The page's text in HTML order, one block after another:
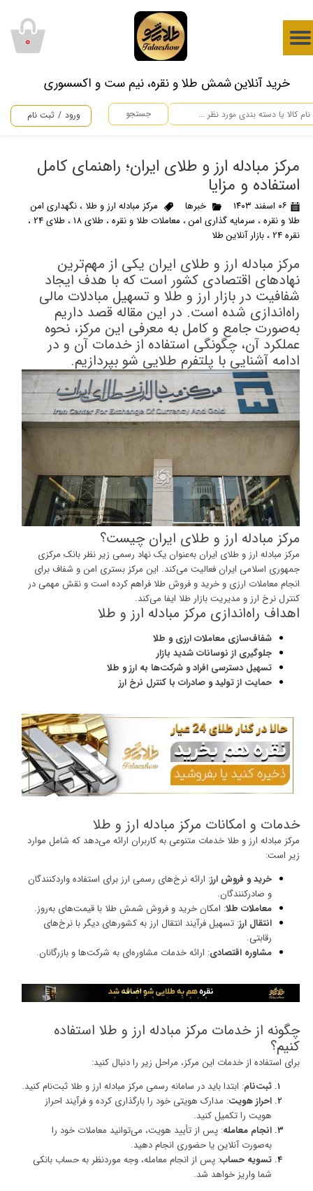
​خرید آنلاین شمش طلا و نقره، نیم ست و اکسسوری
جستجو ورود / ثبت نام
حساب کاربری من
سفارشات
۰
مرکز مبادله ارز و طلای ایران؛ راهنمای کامل
استفاده و مزایا
۰۶ اسفند ۱۴۰۳ خبرها مرکز مبادله ارز و طلا ، نگهداری امن
طلا و نقره، سرمایه گذاری امن، معاملات طلا و نقره، طلای 18 ، طلای 24
،
نقره 24
، بازار آنلاین طلا
مرکز مبادله ارز و طلای ایران یکی از مهم‌ترین
نهادهای اقتصادی کشور است که با هدف ایجاد
شفافیت در بازار ارز و طلا و تسهیل مبادلات مالی
راه‌اندازی شده است. در این مقاله قصد داریم
به‌صورت جامع و کامل به معرفی این مرکز، نحوه
عملکرد آن، چگونگی استفاده از خدمات آن و در
ادامه آشنایی با پلتفرم طلایی شو بپردازیم.
مرکز مبادله ارز و طلای ایران چیست؟
مرکز مبادله ارز و طلای ایران به‌عنوان یک نهاد رسمی زیر نظر بانک مرکزی
جمهوری اسلامی ایران فعالیت می‌کند. این مرکز بستری امن و شفاف برای
انجام معاملات ارزی و خرید و فروش طلا فراهم کرده است و نقش مهمی در
کنترل نرخ ارز و مدیریت بازار طلا ایفا می‌کند.
اهداف راه‌اندازی مرکز مبادله ارز و طلا
شفاف‌سازی معاملات ارزی و طلا
جلوگیری از نوسانات شدید بازار
تسهیل دسترسی افراد و شرکت‌ها به ارز و طلا
حمایت از تولید و صادرات با کنترل نرخ ارز
خدمات و امکانات مرکز مبادله ارز و طلا
مرکز مبادله ارز و طلا خدمات متنوعی به کاربران ارائه می‌دهد که شامل موارد
زیر است:
خرید و فروش ارز: ارائه نرخ‌های رسمی ارز برای استفاده واردکنندگان
و صادرکنندگان.
معاملات طلا: امکان خرید و فروش شمش طلا با قیمت‌های به‌روز.
انتقال ارز: تسهیل فرآیند انتقال ارز به کشورهای دیگر با نرخ‌های
رقابتی.
مشاوره اقتصادی: ارائه خدمات مشاوره‌ای به شرکت‌ها و بازرگانان.
چگونه از خدمات مرکز مبادله ارز و طلا استفاده
کنیم؟
برای استفاده از خدمات این مرکز، مراحل زیر را دنبال کنید:
ثبت‌نام: ابتدا باید در سامانه رسمی مرکز مبادله ارز و طلا ثبت‌نام کنید.
احراز هویت: مدارک هویتی خود را بارگذاری کرده و فرآیند احراز
هویت را تکمیل کنید.
انجام معامله: پس از تأیید هویت، می‌توانید معاملات خود را
به‌صورت آنلاین یا حضوری انجام دهید.
تسویه حساب: پس از انجام معامله، وجه موردنظر به حساب بانکی
شما واریز خواهد شد.